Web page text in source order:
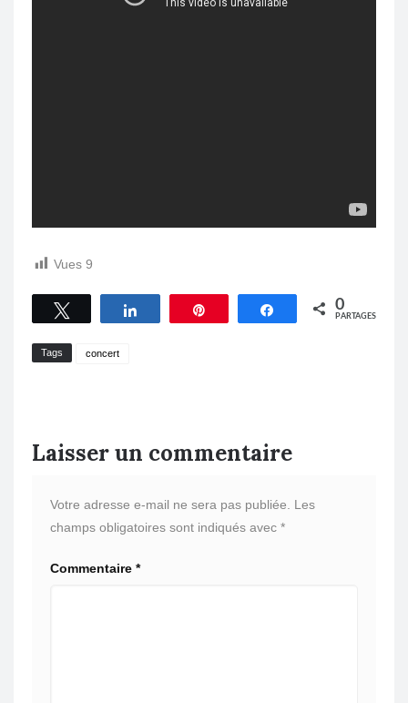
Vues 9
Tweetez Partagez Partagez 0
PARTAGES
Tags concert
Laisser un commentaire
Votre adresse e-mail ne sera pas publiée.
Les
champs obligatoires sont indiqués avec *
Commentaire *